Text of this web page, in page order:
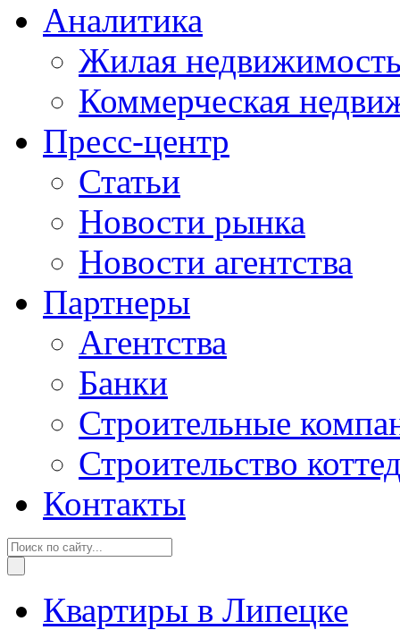
Аналитика
Жилая
Коммерческая
Пресс-центр
Статьи
Новости рынка
Новости агентства
Партнеры
Агентства
Банки
Строительные
Строительство
Контакты
Квартиры в Липецке